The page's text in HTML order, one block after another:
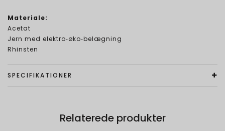
Materiale:
Acetat
Jern med elektro‑øko‑belægning
Rhinsten
SPECIFIKATIONER
Relaterede produkter